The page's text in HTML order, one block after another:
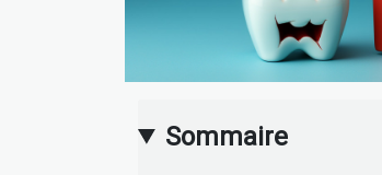
Sommaire